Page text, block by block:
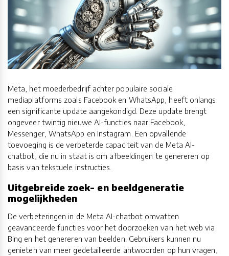
Meta, het moederbedrijf achter populaire sociale
mediaplatforms zoals Facebook en WhatsApp, heeft onlangs
een significante update aangekondigd. Deze update brengt
ongeveer twintig nieuwe AI-functies naar Facebook,
Messenger, WhatsApp en Instagram. Een opvallende
toevoeging is de verbeterde capaciteit van de Meta AI-
chatbot, die nu in staat is om afbeeldingen te genereren op
basis van tekstuele instructies.
Uitgebreide zoek- en beeldgeneratie
mogelijkheden
De verbeteringen in de Meta AI-chatbot omvatten
geavanceerde functies voor het doorzoeken van het web via
Bing en het genereren van beelden. Gebruikers kunnen nu
genieten van meer gedetailleerde antwoorden op hun vragen,